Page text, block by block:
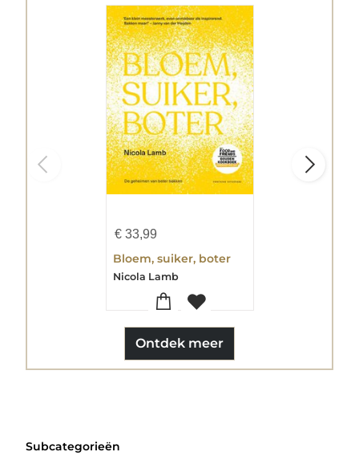
€33,99
Bloem, suiker, boter
Nicola Lamb
Ontdek meer
Subcategorieën